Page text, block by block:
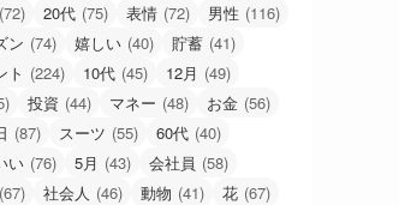
(72) 20代 (75) 表情 (72) 男性 (116)
ン (74) 嬉しい (40) 貯蓄 (41)
ト (224) 10代 (45) 12月 (49)
投資 (44) マネー (48) お金 (56)
(87) スーツ (55) 60代 (40)
い (76) 5月 (43) 会社員 (58)
(67) 社会人 (46) 動物 (41) 花 (67)